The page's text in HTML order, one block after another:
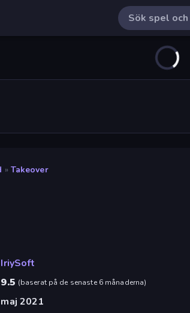
» Takeover
IriySoft
9.5 (baserat på de senaste 6 månaderna)
maj 2021